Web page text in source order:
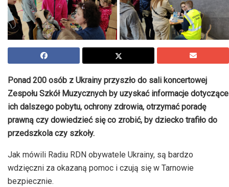
Ponad 200 osób z Ukrainy przyszło do sali koncertowej
Zespołu Szkół Muzycznych by uzyskać informacje dotyczące
ich dalszego pobytu, ochrony zdrowia, otrzymać poradę
prawną czy dowiedzieć się co zrobić, by dziecko trafiło do
przedszkola czy szkoły.
Jak mówili Radiu RDN obywatele Ukrainy, są bardzo
wdzięczni za okazaną pomoc i czują się w Tarnowie
bezpiecznie.